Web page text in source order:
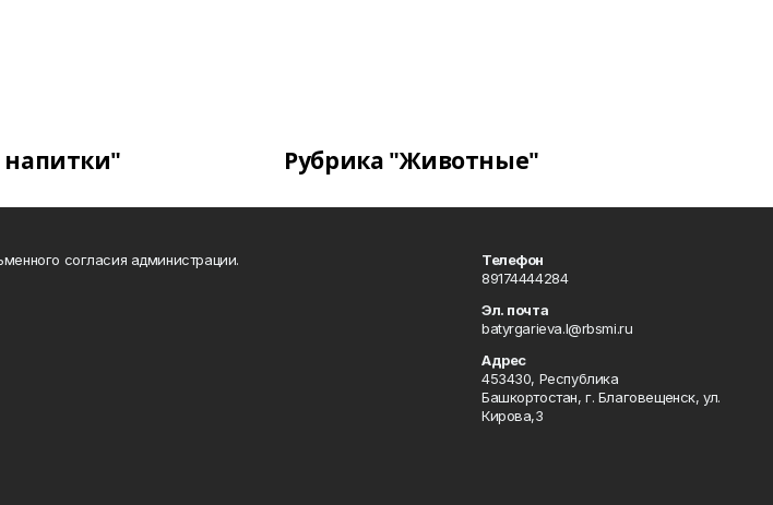
напитки" Рубрика "Животные"
согласия администрации.
Телефон
89174444284
Эл. почта
batyrgarieva.l@rbsmi.ru
Адрес
453430, Республика
Башкортостан, г. Благовещенск, ул.
Кирова,3